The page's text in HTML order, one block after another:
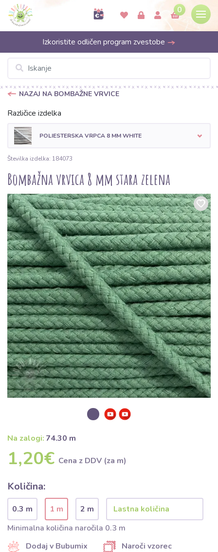
0
Izkoristite odličen program zvestobe
NAZAJ NA BOMBAŽNE VRVICE
Različice izdelka
POLIESTERSKA VRPCA 8 MM WHITE
Številka izdelka: 184073
Bombažna vrvica 8 mm stara zelena
Na zalogi: 74.30 m
1,20€ Cena z DDV (za m)
Količina:
0.3 m 1 m
2 m
Minimalna količina naročila 0.3 m
Dodaj v Bubumix Naroči vzorec